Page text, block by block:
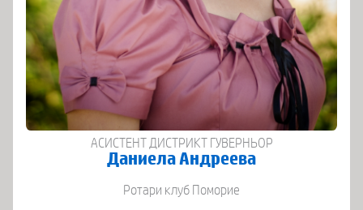
АСИСТЕНТ ДИСТРИКТ ГУВЕРНЬОР
Даниела Андреева
Ротари клуб Поморие